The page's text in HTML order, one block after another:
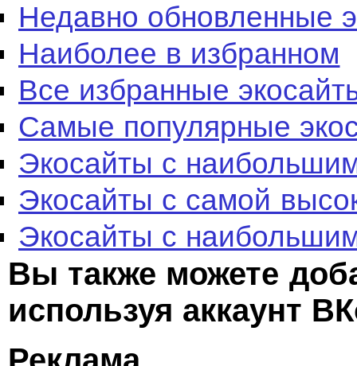
Недавно обновленные
Наиболее в избранном
Все избранные
Самые популярные
Экосайты с
Экосайты с самой
Экосайты с
Вы также можете
используя аккаунт